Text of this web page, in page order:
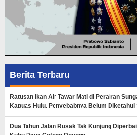
Berita Terbaru
Ratusan Ikan Air Tawar Mati di Perairan
Kapuas Hulu, Penyebabnya Belum Diketahui
Dua Tahun Jalan Rusak Tak Kunjung